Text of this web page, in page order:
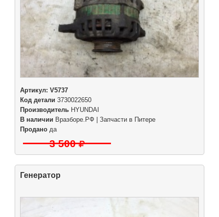
Артикул: V5737
Код детали 3730022650
Производитель HYUNDAI
В наличии Вразборе.РФ | Запчасти в Питере
Продано да
3 500
Генератор